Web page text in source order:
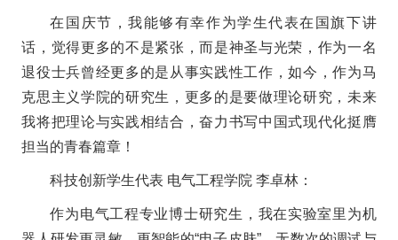
在国庆节，我能够有幸作为学生代表在国旗下讲
话，觉得更多的不是紧张，而是神圣与光荣，作为一名
退役士兵曾经更多的是从事实践性工作，如今，作为马
克思主义学院的研究生，更多的是要做理论研究，未来
我将把理论与实践相结合，奋力书写中国式现代化挺膺
担当的青春篇章！
科技创新学生代表 电气工程学院 李卓林：
作为电气工程专业博士研究生，我在实验室里为机